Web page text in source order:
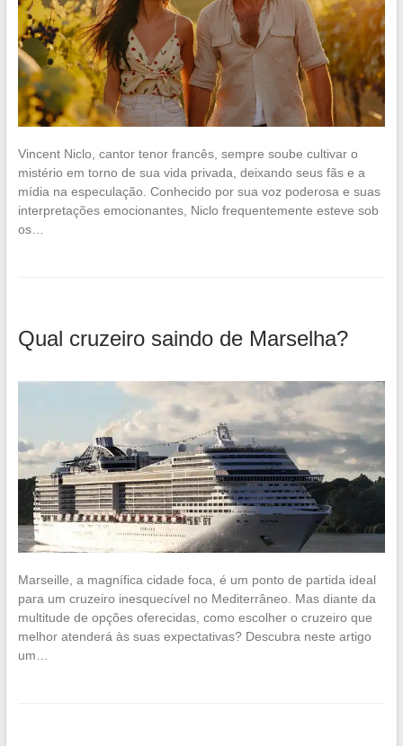
Vincent Niclo, cantor tenor francês, sempre soube cultivar o
mistério em torno de sua vida privada, deixando seus fãs e a
mídia na especulação. Conhecido por sua voz poderosa e suas
interpretações emocionantes, Niclo frequentemente esteve sob
os…
Qual cruzeiro saindo de Marselha?
Marseille, a magnífica cidade foca, é um ponto de partida ideal
para um cruzeiro inesquecível no Mediterrâneo. Mas diante da
multitude de opções oferecidas, como escolher o cruzeiro que
melhor atenderá às suas expectativas? Descubra neste artigo
um…